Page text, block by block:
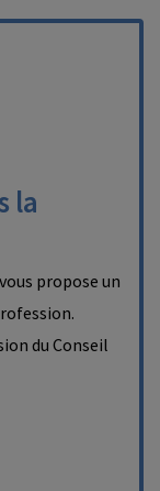
la
propose un
du Conseil